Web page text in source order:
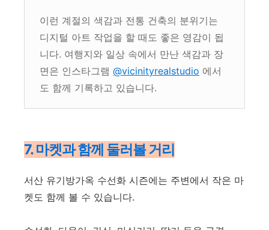
이런 계절의 색감과 전통 건축의 분위기는
디지털 아트 작업을 할 때도 좋은 영감이 됩
니다. 여행지와 일상 속에서 만난 색감과 장
면은 인스타그램 @vicinityrealstudio 에서
도 함께 기록하고 있습니다.
7. 마켓과 함께 둘러볼 거리
서산 유기방가옥 수선화 시즌에는 주변에서 작은 마
켓도 함께 볼 수 있습니다.